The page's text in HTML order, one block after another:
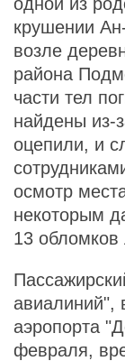
крушении
возле
района
части тел
найдены из-
оцепили, и
осмотр
некоторым
13 обломков
авиалиний",
аэропорта
февраля,